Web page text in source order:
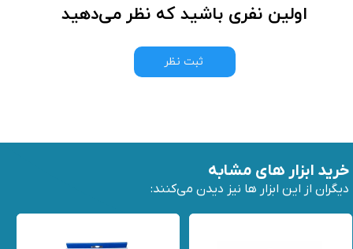
اولین نفری باشید که نظر می‌دهید
ثبت نظر
خرید ابزار های مشابه
دیگران از این ابزار ها نیز دیدن می‌کنند: